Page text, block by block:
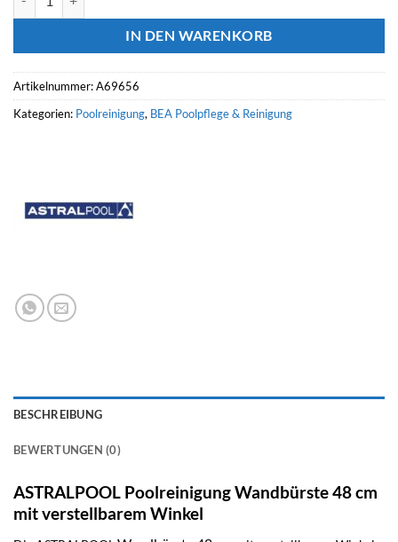
IN DEN WARENKORB
Artikelnummer:A69656
Kategorien: Poolreinigung, BEA Poolpflege & Reinigung
BESCHREIBUNG
BEWERTUNGEN (0)
ASTRALPOOL Poolreinigung Wandbürste 48 cm
mit verstellbarem Winkel